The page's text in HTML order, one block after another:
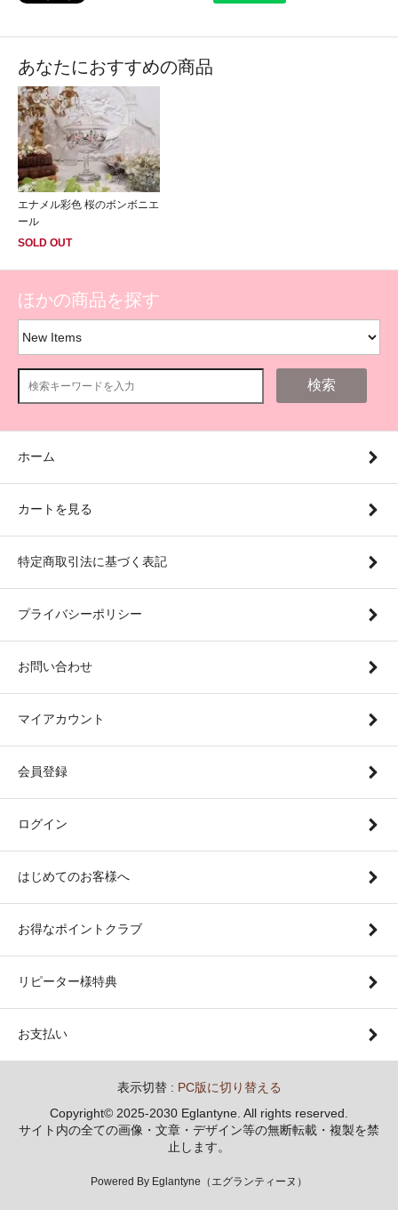
あなたにおすすめの商品
エナメル彩色 桜のボンボニエ
ール
SOLD OUT
ほかの商品を探す
検索
ホーム
カートを見る
特定商取引法に基づく表記
プライバシーポリシー
お問い合わせ
マイアカウント
会員登録
ログイン
はじめてのお客様へ
お得なポイントクラブ
リピーター様特典
お支払い
表示切替 : PC版に切り替える
Copyright© 2025-2030 Eglantyne. All rights reserved.
サイト内の全ての画像・文章・デザイン等の無断転載・複製を禁
止します。
Powered By Eglantyne（エグランティーヌ）